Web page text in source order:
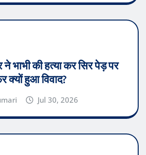
ने भाभी की हत्या कर सिर पेड़ पर
क्यों हुआ विवाद?
Jul 30, 2026